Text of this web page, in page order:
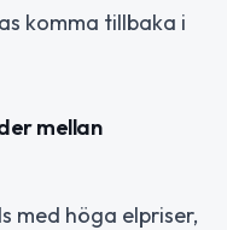
komma tillbaka i
mellan
med höga elpriser,